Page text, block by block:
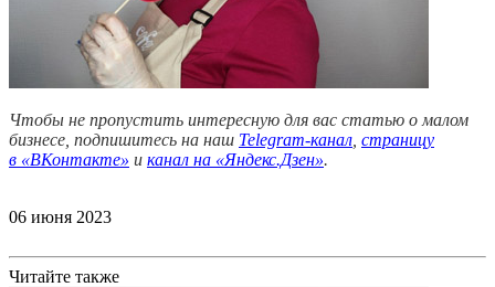
Чтобы не пропустить интересную для вас статью о малом
бизнесе, подпишитесь на наш Telegram-канал страницу
в «ВКонтакте» и канал на «Яндекс.Дзен».
06 июня 2023
Читайте также